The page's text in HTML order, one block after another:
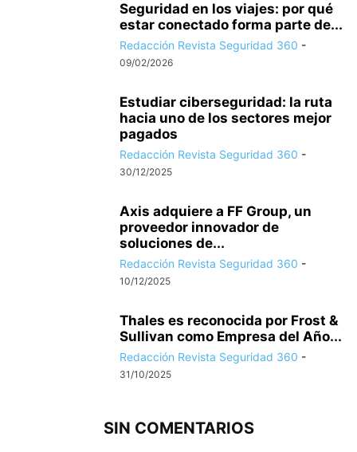
Seguridad en los viajes: por qué
estar conectado forma parte de...
Redacción Revista Seguridad 360 -
09/02/2026
Estudiar ciberseguridad: la ruta
hacia uno de los sectores mejor
pagados
Redacción Revista Seguridad 360 -
30/12/2025
Axis adquiere a FF Group, un
proveedor innovador de
soluciones de...
Redacción Revista Seguridad 360 -
10/12/2025
Thales es reconocida por Frost &
Sullivan como Empresa del Año...
Redacción Revista Seguridad 360 -
31/10/2025
SIN COMENTARIOS